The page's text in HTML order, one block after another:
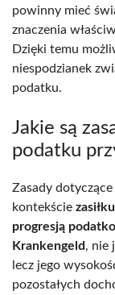
powinny mieć
znaczenia
Dzięki temu
niespodzianek
podatku.
Jakie są
podatku
Zasady
kontekście
progresją
Krankengeld, nie
lecz jego
pozostałych